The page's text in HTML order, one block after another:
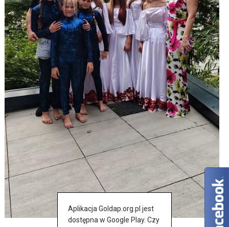
Aplikacja Goldap.org.pl jest
dostępna w Google Play. Czy